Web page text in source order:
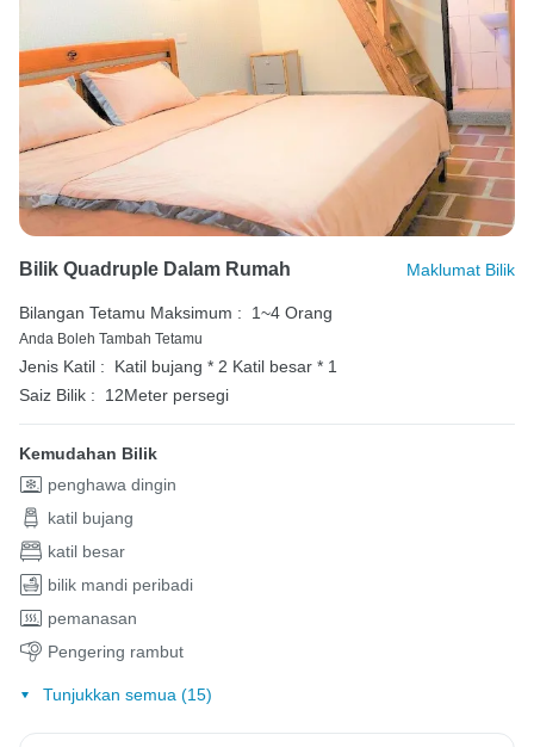
Bilik Quadruple Dalam Rumah Maklumat Bilik
Bilangan Tetamu Maksimum : 1~4 Orang
Anda Boleh Tambah Tetamu
Jenis Katil : Katil bujang * 2 Katil besar * 1
Saiz Bilik :
12Meter persegi
Kemudahan Bilik
penghawa dingin
katil bujang
katil besar
bilik mandi peribadi
pemanasan
Pengering rambut
Tunjukkan semua (15)